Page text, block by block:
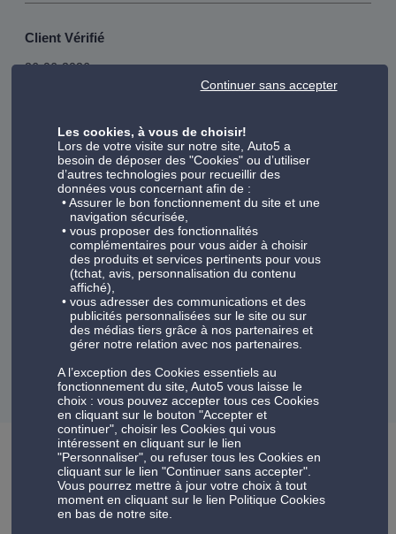
Client Vérifié
26-06-2026
2h pour changer 4 pneus. Qteam prend 30 min
Client Vérifié
25-06-2026
Accueil convivial et dynamisme du personnel.
Affichage des avis :36-40
Précédent 6 7 8 9 10 Suivant
Votre centre auto Auto5 Herstal
Toute l'équipe vous accueille dans votre garage Auto5 pour
Les cookies, à vous de choisir!
Lors de votre visite sur notre site, Auto5 a
besoin de déposer des "Cookies" ou d’utiliser
d’autres technologies pour recueillir des
données vous concernant afin de :
Assurer le bon fonctionnement du site et une
navigation sécurisée,
vous proposer des fonctionnalités
complémentaires pour vous aider à choisir
des produits et services pertinents pour vous
(tchat, avis, personnalisation du contenu
affiché),
vous adresser des communications et des
publicités personnalisées sur le site ou sur
des médias tiers grâce à nos partenaires et
gérer notre relation avec nos partenaires.
A l’exception des Cookies essentiels au
fonctionnement du site, Auto5 vous laisse le
choix : vous pouvez accepter tous ces Cookies
en cliquant sur le bouton "Accepter et
continuer", choisir les Cookies qui vous
intéressent en cliquant sur le lien
"Personnaliser", ou refuser tous les Cookies en
cliquant sur le lien "Continuer sans accepter".
Vous pourrez mettre à jour votre choix à tout
moment en cliquant sur le lien Politique Cookies
en bas de notre site.
Continuer sans accepter